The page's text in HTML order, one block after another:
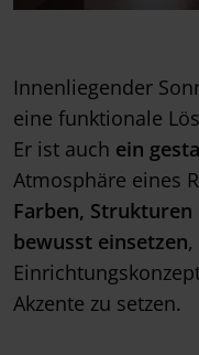
Innenliegender
eine funktionale
Er ist auch ein
Atmosphäre eines
Farben,
bewusst einsetzen
Akzente zu setzen.